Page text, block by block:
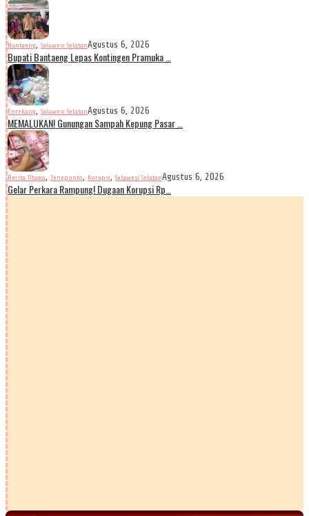
Bantaeng Sulawesi SelatanAgustus 6, 2026
Bupati Bantaeng Lepas Kontingen Pramuka …
Enrekang Sulawesi SelatanAgustus 6, 2026
MEMALUKAN! Gunungan Sampah Kepung Pasar …
Berita Utama Jeneponto Korupsi Sulawesi SelatanAgustus 6, 2026
Gelar Perkara Rampung! Dugaan Korupsi Rp…